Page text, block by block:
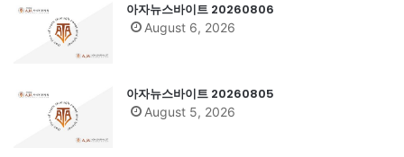
아자뉴스바이트 20260806
August 6, 2026
아자뉴스바이트 20260805
August 5, 2026